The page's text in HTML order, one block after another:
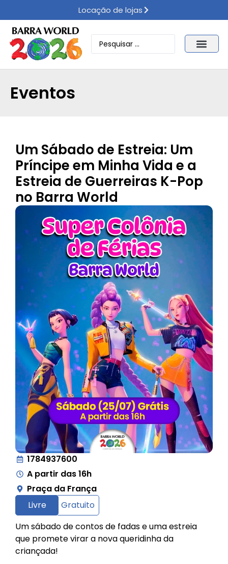
Locação de lojas
Eventos
Um Sábado de Estreia: Um
Príncipe em Minha Vida e a
Estreia de Guerreiras K-Pop
no Barra World
1784937600
A partir das 16h
Praça da França
Livre
Gratuito
Um sábado de contos de fadas e uma estreia
que promete virar a nova queridinha da
criançada!